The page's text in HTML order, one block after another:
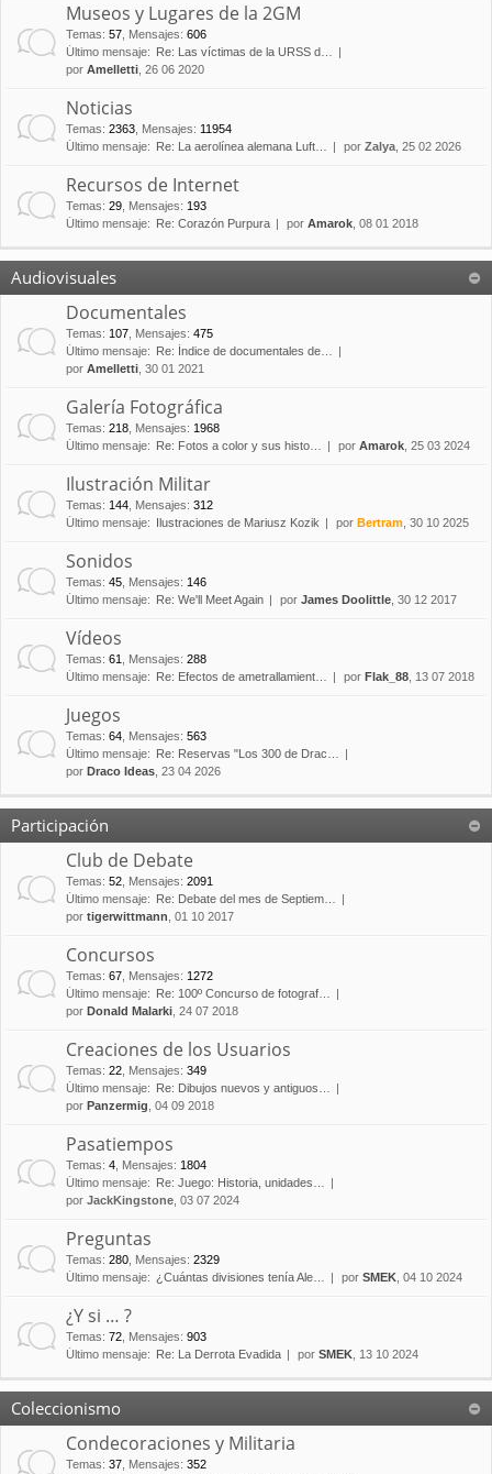
Museos y Lugares de la 2GM
Temas: 57 Mensajes: 606
Último mensaje:
Re: Las víctimas de la URSS d…
por Amelletti , 26 06 2020
Noticias
Temas: 2363 Mensajes: 11954
Último mensaje:
Re: La aerolínea alemana Luft… por Zalya , 25 02 2026
Recursos de Internet
Temas: 29 Mensajes: 193
Último mensaje:
Re: Corazón Purpura por Amarok , 08 01 2018
Audiovisuales
Documentales
Temas: 107 Mensajes: 475
Último mensaje:
Re: Índice de documentales de…
por Amelletti , 30 01 2021
Galería Fotográfica
Temas: 218 Mensajes: 1968
Último mensaje:
Re: Fotos a color y sus histo… por Amarok , 25 03 2024
Ilustración Militar
Temas: 144 Mensajes: 312
Último mensaje:
Ilustraciones de Mariusz Kozik por Bertram , 30 10 2025
Sonidos
Temas: 45 Mensajes: 146
Último mensaje:
Re: We'll Meet Again por James Doolittle , 30 12 2017
Vídeos
Temas: 61 Mensajes: 288
Último mensaje:
Re: Efectos de ametrallamient… por Flak_88 , 13 07 2018
Juegos
Temas: 64 Mensajes: 563
Último mensaje:
Re: Reservas "Los 300 de Drac…
por Draco Ideas , 23 04 2026
Participación
Club de Debate
Temas: 52 Mensajes: 2091
Último mensaje:
Re: Debate del mes de Septiem…
por tigerwittmann , 01 10 2017
Concursos
Temas: 67 Mensajes: 1272
Último mensaje:
Re: 100º Concurso de fotograf…
por Donald Malarki , 24 07 2018
Creaciones de los Usuarios
Temas: 22 Mensajes: 349
Último mensaje:
Re: Dibujos nuevos y antiguos…
por Panzermig , 04 09 2018
Pasatiempos
Temas: 4 Mensajes: 1804
Último mensaje:
Re: Juego: Historia, unidades…
por JackKingstone , 03 07 2024
Preguntas
Temas: 280 Mensajes: 2329
Último mensaje: ¿Cuántas divisiones tenía Ale… por SMEK , 04 10 2024
¿Y si … ?
Temas: 72 Mensajes: 903
Último mensaje:
Re: La Derrota Evadida por SMEK , 13 10 2024
Coleccionismo
Condecoraciones y Militaria
Temas: 37 Mensajes: 352